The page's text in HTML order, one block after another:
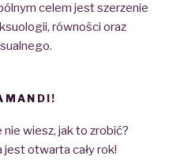
celem jest szerzenie
równości oraz
nie wiesz, jak to zrobić?
jest otwarta cały rok!